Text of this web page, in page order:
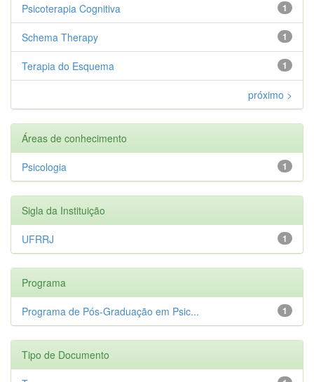
1
Psicoterapia Cognitiva
1
Schema Therapy
1
Terapia do Esquema
próximo >
Áreas de conhecimento
1
Psicologia
Sigla da Instituição
1
UFRRJ
Programa
1
Programa de Pós-Graduação em Psic...
Tipo de Documento